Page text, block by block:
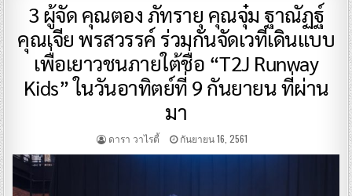
3 ผู้จัด คุณตอง ภัทรายุ คุณจุ๋ม ฐาณัฏฐ์
คุณเจีย พรสวรรค์ ร่วมกันจัดเวทีเดินแบบ
เพื่อเยาวชนภายใต้ชื่อ “T2J Runway
Kids” ในวันอาทิตย์ที่ 9 กันยายน ที่ผ่าน
มา
ดารา วาไรตี้ กันยายน 16, 2561